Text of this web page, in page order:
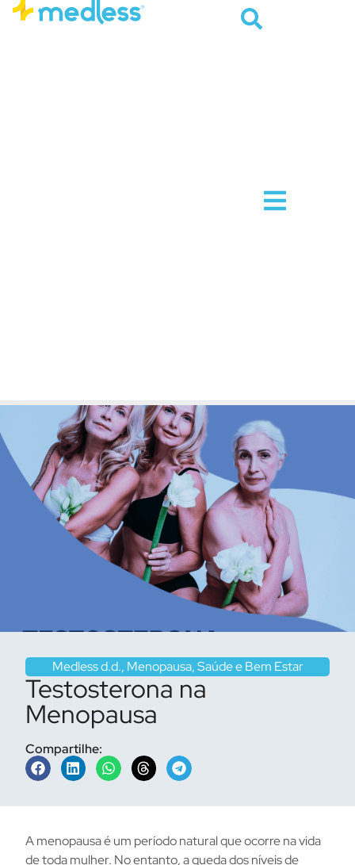
Medless d.d., Menopausa,Saúde e Bem Estar
Testosterona na
Menopausa
Compartilhe:
A menopausa é um período natural que ocorre na vida
de toda mulher. No entanto, a queda dos níveis de